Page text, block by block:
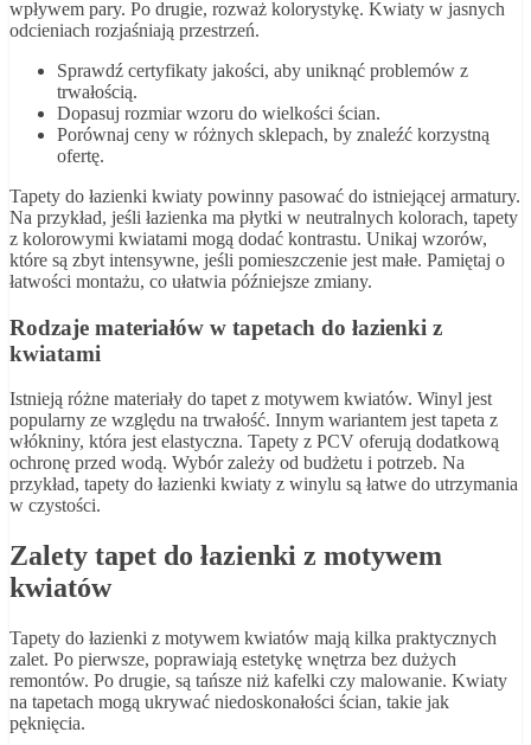
wpływem pary. Po drugie, rozważ kolorystykę. Kwiaty w jasnych
odcieniach rozjaśniają przestrzeń.
Sprawdź certyfikaty jakości, aby uniknąć problemów z
trwałością.
Dopasuj rozmiar wzoru do wielkości ścian.
Porównaj ceny w różnych sklepach, by znaleźć korzystną
ofertę.
Tapety do łazienki kwiaty powinny pasować do istniejącej armatury.
Na przykład, jeśli łazienka ma płytki w neutralnych kolorach, tapety
z kolorowymi kwiatami mogą dodać kontrastu. Unikaj wzorów,
które są zbyt intensywne, jeśli pomieszczenie jest małe. Pamiętaj o
łatwości montażu, co ułatwia późniejsze zmiany.
Rodzaje materiałów w tapetach do łazienki z
kwiatami
Istnieją różne materiały do tapet z motywem kwiatów. Winyl jest
popularny ze względu na trwałość. Innym wariantem jest tapeta z
włókniny, która jest elastyczna. Tapety z PCV oferują dodatkową
ochronę przed wodą. Wybór zależy od budżetu i potrzeb. Na
przykład, tapety do łazienki kwiaty z winylu są łatwe do utrzymania
w czystości.
Zalety tapet do łazienki z motywem
kwiatów
Tapety do łazienki z motywem kwiatów mają kilka praktycznych
zalet. Po pierwsze, poprawiają estetykę wnętrza bez dużych
remontów. Po drugie, są tańsze niż kafelki czy malowanie. Kwiaty
na tapetach mogą ukrywać niedoskonałości ścian, takie jak
pęknięcia.